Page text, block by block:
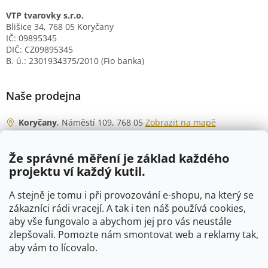
Že správné měření je základ každého
projektu ví každý kutil.
A stejně je tomu i při provozování e-shopu, na který se
zákazníci rádi vracejí. A tak i ten náš používá cookies,
aby vše fungovalo a abychom jej pro vás neustále
zlepšovali. Pomozte nám smontovat web a reklamy tak,
aby vám to lícovalo.
VTP tvarovky s.r.o.
Blišice 34, 768 05 Koryčany
IČ: 09895345
DIČ: CZ09895345
B. ú.: 2301934375/2010 (Fio banka)
Naše prodejna
Koryčany, Náměstí 109, 768 05 Zobrazit na mapě
Po - Čt
06:00 - 07:00
07:30 - 15:30
Pá
06:00 - 07:00
07:30 - 15:00
So
07:00 - 10:00
Ne
zavřeno